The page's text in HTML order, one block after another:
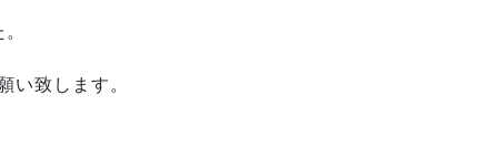
致します。